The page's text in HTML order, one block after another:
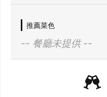
推薦菜色
-- 餐廳未提供 --